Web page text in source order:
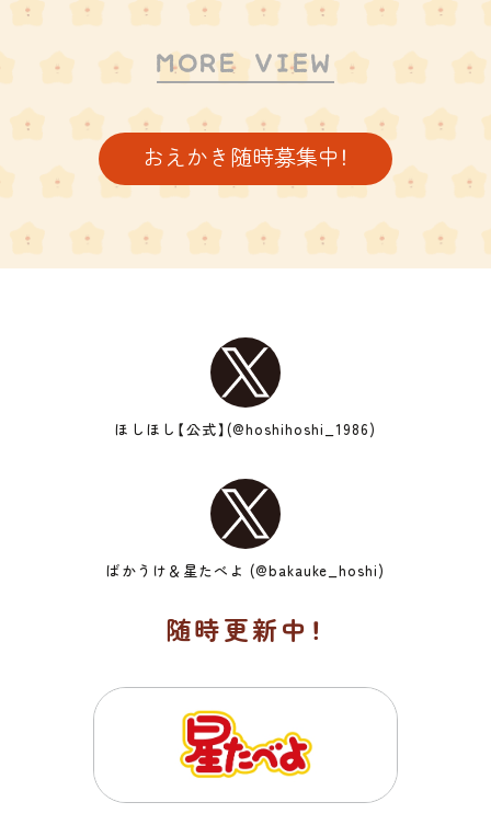
MORE VIEW
おえかき随時募集中！
ほしほし【公式】(@hoshihoshi_1986)
ばかうけ＆星たべよ (@bakauke_hoshi)
随時更新中！